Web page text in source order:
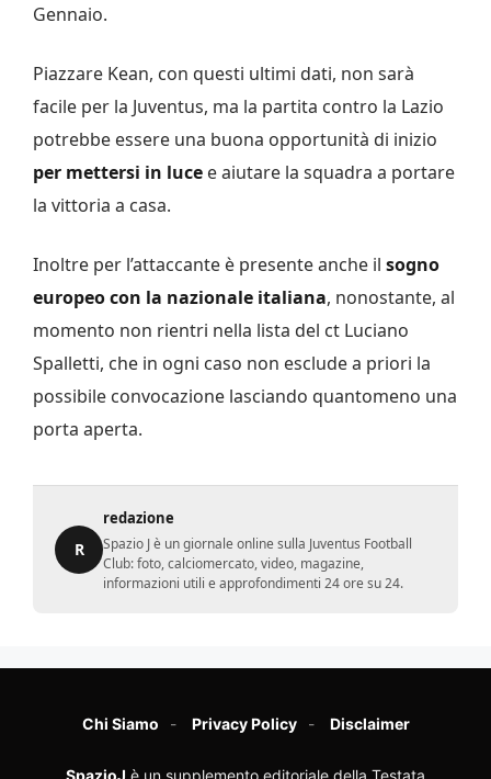
Gennaio.
Piazzare Kean, con questi ultimi dati, non sarà
facile per la Juventus, ma la partita contro la Lazio
potrebbe essere una buona opportunità di inizio
per mettersi in luce e aiutare la squadra a portare
la vittoria a casa.
Inoltre per l’attaccante è presente anche il sogno
europeo con la nazionale italiana, nonostante, al
momento non rientri nella lista del ct Luciano
Spalletti, che in ogni caso non esclude a priori la
possibile convocazione lasciando quantomeno una
porta aperta.
R
redazione
Spazio J è un giornale online sulla Juventus Football
Club: foto, calciomercato, video, magazine,
informazioni utili e approfondimenti 24 ore su 24.
Chi Siamo Privacy Policy Disclaimer
SpazioJ è un supplemento editoriale della Testata